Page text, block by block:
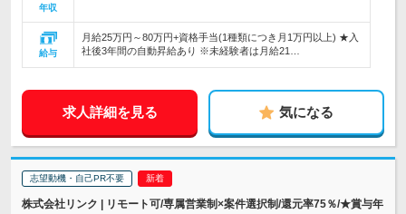
年収
給与
月給25万円～80万円+資格手当(1種類につき月1万円以上) ★入
社後3年間の自動昇給あり ※未経験者は月給21…
求人詳細を見る 気になる
志望動機・自己PR不要
株式会社リンク | リモート可/専属営業制×案件選択制/還元率75％/★賞与年